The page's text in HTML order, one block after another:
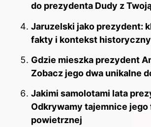
do prezydenta Dudy z
Jaruzelski jako prezydent:
fakty i kontekst
Gdzie mieszka prezydent
Zobacz jego dwa unikalne
Jakimi samolotami lata
Odkrywamy tajemnice
powietrznej